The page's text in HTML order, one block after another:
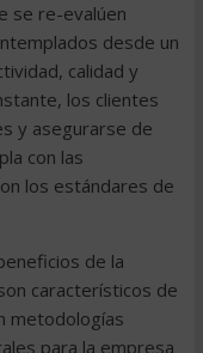
se re-evalúen
desde un
calidad y
los clientes
y asegurarse de
con las
los estándares de
de la
característicos de
metodologías
para la empresa